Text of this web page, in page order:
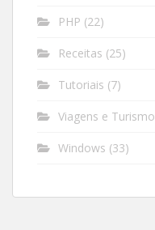
PHP (22)
Receitas (25)
Tutoriais (7)
Viagens e Turismo
Windows (33)